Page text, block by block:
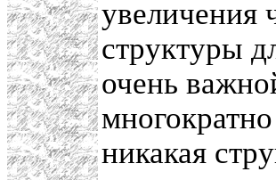
увеличения
структуры
очень
никакая